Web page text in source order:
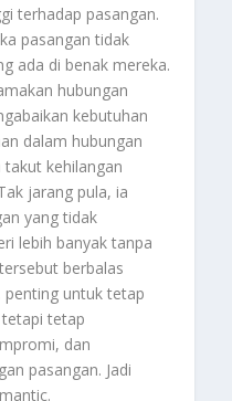
terhadap pasangan.
pasangan tidak
ada di benak mereka.
hubungan
kebutuhan
dalam hubungan
kehilangan
jarang pula, ia
yang tidak
lebih banyak tanpa
berbalas
penting untuk tetap
tetap
dan
pasangan. Jadi
.